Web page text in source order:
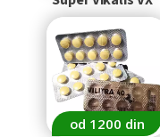
od 1200 din